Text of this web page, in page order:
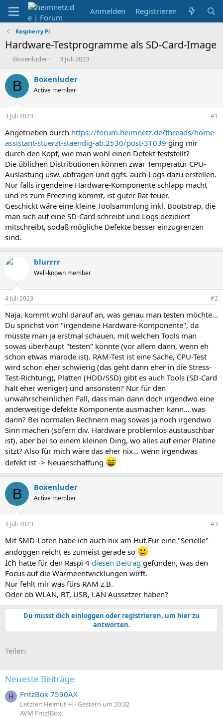
Anmelden Registrieren
Raspberry Pi
Hardware-Testprogramme als SD-Card-Image
E
s
e
r
Boxenluder
E
s
e
t
a
m
3 Juli 2023
B Boxenluder
Active member
3 Juli 2023 #1
Angetrieben durch https://forum.heimnetz.de/threads/home-
assistant-stuerzt-staendig-ab.2530/post-31039 ging mir
durch den Kopf, wie man wohl einen Defekt feststellt?
Die üblichen Distributionen können zwar Temperatur CPU-
Auslastung usw. abfragen und ggfs. auch Logs dazu erstellen.
Nur falls irgendeine Hardware-Komponente schlapp macht
und es zum Freezing kommt, ist guter Rat teuer.
Geschickt wäre eine kleine Toolsammlung inkl. Bootstrap, die
man sich auf eine SD-Card schreibt und Logs dezidiert
mitschreibt, sodaß mögliche Defekte besser einzugrenzen
sind.
blurrrr
Well-known member
4 Juli 2023 #2
Naja, kommt wohl darauf an, was genau man testen möchte...
Du sprichst von "irgendeine Hardware-Komponente", da
müsste man ja erstmal schauen, mit welchen Tools man
sowas überhaupt "testen" könnte (vor allem dann, wenn eh
schon etwas marode ist). RAM-Test ist eine Sache, CPU-Test
wird schon eher schwierig (das geht dann eher in die Stress-
Test-Richtung), Platten (HDD/SSD) gibt es auch Tools (SD-Card
halt eher weniger) und ansonsten? Nur für den
unwahrscheinlichen Fall, dass man dann doch irgendwo eine
anderweitige defekte Komponente ausmachen kann... was
dann? Bei normalen Rechnern mag sowas ja noch irgendwo
Sinn machen (sofern div. Hardware problemlos austauschbar
ist), aber bei so einem kleinen Ding, wo alles auf einer Platine
sitzt? Also für mich wäre das eher nix... wenn irgendwas
defekt ist -> Neuanschaffung
B Boxenluder
Active member
4 Juli 2023 #3
Mit SMD-Löten habe ich auch nix am Hut.Für eine "Serielle"
andoggen reicht es zumeist gerade so
Ich hatte für den Raspi 4 diesen Beitrag gefunden, was den
Focus auf die Wärmeentwicklungen wirft.
Nur fehlt mir was fürs RAM z.B.
Oder ob WLAN, BT, USB, LAN Aussetzer haben?
Du musst dich einloggen oder registrieren, um hier zu
antworten.
Teilen:
Neueste Beiträge
H FritzBox 7590AX
Letzter: Helmut-H
Gestern um 20:32
AVM Fritz!Box